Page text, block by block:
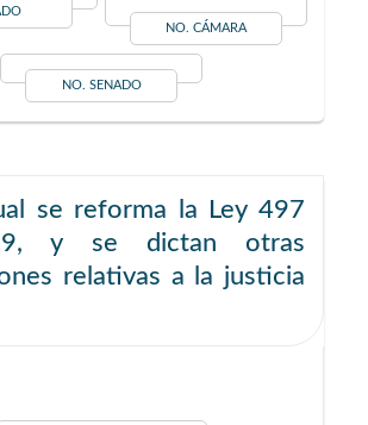
NO. CÁMARA
NO. SENADO
se reforma la Ley 497
y se dictan otras
relativas a la justicia